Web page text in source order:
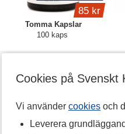
Cookies på Svenskt
Vi använder cookies och
Leverera
Tomma Kapslar
100 kaps
85 kr